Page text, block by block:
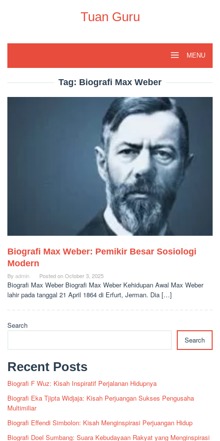
Tuan Guru
MENU
Tag: Biografi Max Weber
Biografi Max Weber: Pemikir Besar Sosiologi
Modern
By admin Posted onOctober 3, 2025
Biografi Max Weber Biografi Max Weber Kehidupan Awal Max Weber
lahir pada tanggal 21 April 1864 di Erfurt, Jerman. Dia […]
Search
Search
Recent Posts
Biografi F Wuz: Kisah Inspiratif Perjalanan Hidupnya
Biografi Eka Tjipta Widjaja: Kisah Perjuangan Sukses Pengusaha
Multimiliar
Biografi Effendi Simbolon: Kisah Menginspirasi Perjuangan Hidup
Biografi Doel Sumbang: Suara Kebudayaan Rakyat yang Menginspirasi